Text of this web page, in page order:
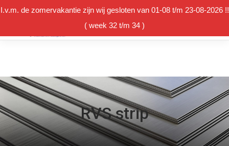
I.v.m. de zomervakantie zijn wij gesloten van 01-08 t/m 23-08-2026 !!
( week 32 t/m 34 )
RVS strip